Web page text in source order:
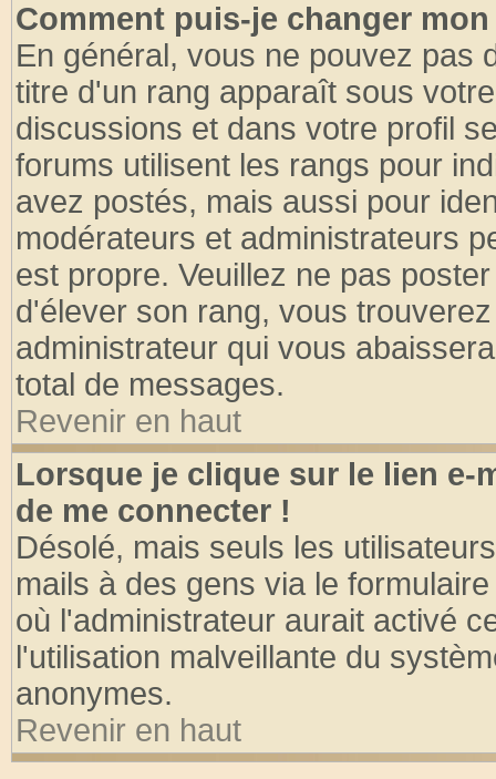
Comment puis-je changer
En général, vous ne pouvez pas
titre d'un rang apparaît sous
discussions et dans votre profil
forums utilisent les rangs pour
avez postés, mais aussi pour
modérateurs et administrateurs
est propre. Veuillez ne pas
d'élever son rang, vous
administrateur qui vous
total de messages.
Revenir en haut
Lorsque je clique sur le lien e-
de me connecter !
Désolé, mais seuls les
mails à des gens via le
où l'administrateur aurait activé
l'utilisation malveillante du
anonymes.
Revenir en haut